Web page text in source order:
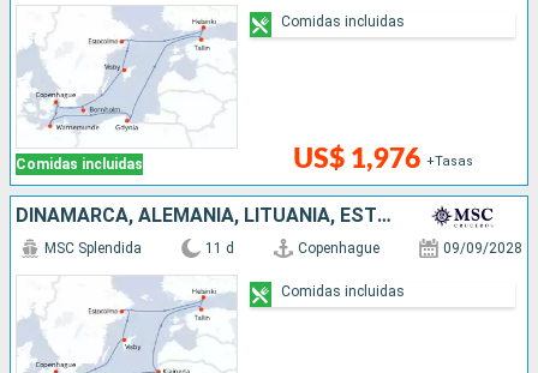
Comidas incluidas US$ 1,976 +Tasas
Comidas incluidas
DINAMARCA, ALEMANIA, LITUANIA, ESTONIA, FINLANDIA, SUECIA
MSC Splendida 11 d Copenhague 09/09/2028
Comidas incluidas